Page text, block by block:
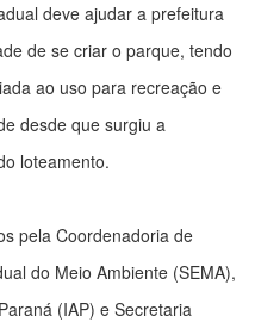
deve ajudar a prefeitura
de se criar o parque, tendo
ao uso para recreação e
desde que surgiu a
loteamento.
pela Coordenadoria de
do Meio Ambiente (SEMA),
(IAP) e Secretaria